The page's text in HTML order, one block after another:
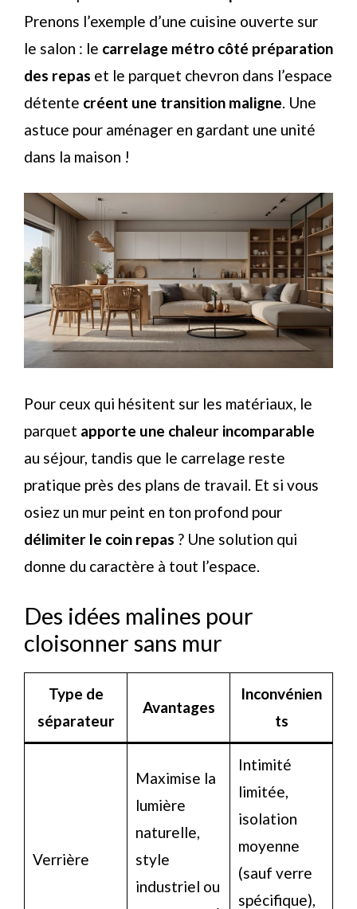
Prenons l’exemple d’une cuisine ouverte sur
le salon : le carrelage métro côté préparation
des repas et le parquet chevron dans l’espace
détente créent une transition maligne. Une
astuce pour aménager en gardant une unité
dans la maison !
Pour ceux qui hésitent sur les matériaux, le
parquet apporte une chaleur incomparable
au séjour, tandis que le carrelage reste
pratique près des plans de travail. Et si vous
osiez un mur peint en ton profond pour
délimiter le coin repas ? Une solution qui
donne du caractère à tout l’espace.
Des idées malines pour
cloisonner sans mur
Type de
séparateur
Avantages
Inconvénien
ts
Verrière
Maximise la
lumière
naturelle,
style
industriel ou
Intimité
limitée,
isolation
moyenne
(sauf verre
spécifique),